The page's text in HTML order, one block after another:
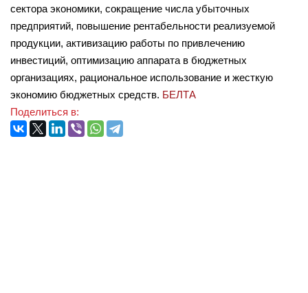
сектора экономики, сокращение числа убыточных
предприятий, повышение рентабельности реализуемой
продукции, активизацию работы по привлечению
инвестиций, оптимизацию аппарата в бюджетных
организациях, рациональное использование и жесткую
экономию бюджетных средств. БЕЛТА
Поделиться в: